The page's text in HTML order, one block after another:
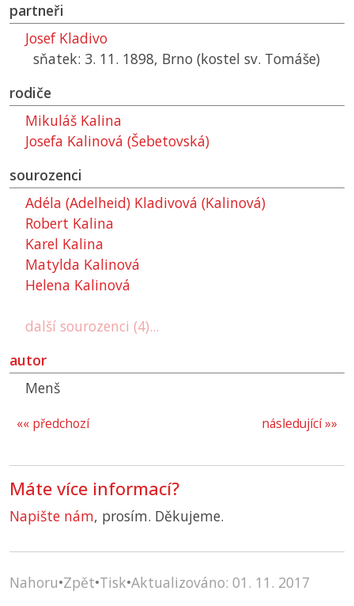
partneři
Josef Kladivo
sňatek: 3. 11. 1898, Brno (kostel sv. Tomáše)
rodiče
Mikuláš Kalina
Josefa Kalinová (Šebetovská)
sourozenci
Adéla (Adelheid) Kladivová (Kalinová)
Robert Kalina
Karel Kalina
Matylda Kalinová
Helena Kalinová
další sourozenci (4)...
autor
Menš
následující »»
«« předchozí
Máte více informací?
Napište nám, prosím. Děkujeme.
Nahoru•Zpět•Tisk•Aktualizováno: 01. 11. 2017